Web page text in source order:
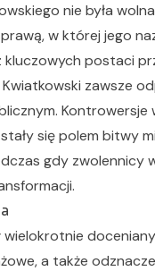
nie była
w której jego
kluczowych postaci
zawsze
się polem bitwy
gdy
wielokrotnie
a także